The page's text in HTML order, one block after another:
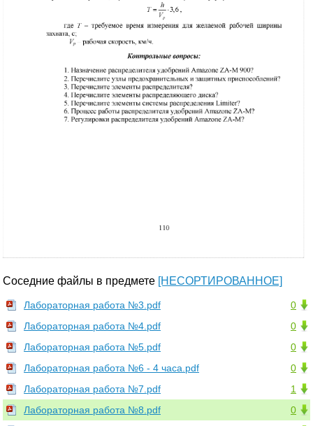
Соседние файлы в предмете [НЕСОРТИРОВАННОЕ]
0
Лабораторная работа №3.pdf
0
Лабораторная работа №4.pdf
0
Лабораторная работа №5.pdf
0
Лабораторная работа №6 - 4 часа.pdf
1
Лабораторная работа №7.pdf
0
Лабораторная работа №8.pdf